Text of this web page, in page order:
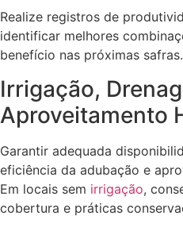
Realize registros de
identificar melhores
benefício nas próximas safras.
Irrigação,
Aproveitamento
Garantir adequada
eficiência da adubação e
Em locais sem irrigação,
cobertura e práticas